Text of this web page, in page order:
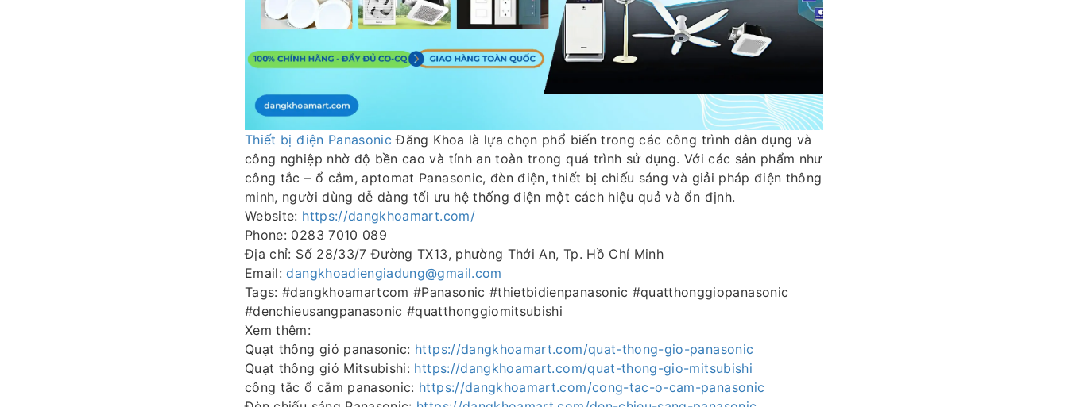
Thiết bị điện Panasonic Đăng Khoa là lựa chọn phổ biến trong các công trình dân dụng và
công nghiệp nhờ độ bền cao và tính an toàn trong quá trình sử dụng. Với các sản phẩm như
công tắc – ổ cắm, aptomat Panasonic, đèn điện, thiết bị chiếu sáng và giải pháp điện thông
minh, người dùng dễ dàng tối ưu hệ thống điện một cách hiệu quả và ổn định.
Website: https://dangkhoamart.com/
Phone: 0283 7010 089
Địa chỉ: Số 28/33/7 Đường TX13, phường Thới An, Tp. Hồ Chí Minh
Email:dangkhoadiengiadung@gmail.com
Tags: #dangkhoamartcom #Panasonic #thietbidienpanasonic #quatthonggiopanasonic
#denchieusangpanasonic #quatthonggiomitsubishi
Xem thêm:
Quạt thông gió panasonic: https://dangkhoamart.com/quat-thong-gio-panasonic
Quạt thông gió Mitsubishi: https://dangkhoamart.com/quat-thong-gio-mitsubishi
công tắc ổ cắm panasonic: https://dangkhoamart.com/cong-tac-o-cam-panasonic